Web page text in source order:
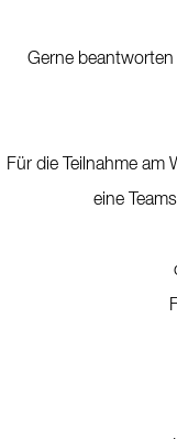
Gerne
Für die Teilnahme am
eine